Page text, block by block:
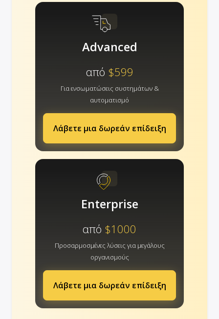
Advanced
από $599
Για ενσωματώσεις συστημάτων &
αυτοματισμό
Λάβετε μια δωρεάν επίδειξη
Enterprise
από $1000
Προσαρμοσμένες λύσεις για μεγάλους
οργανισμούς
Λάβετε μια δωρεάν επίδειξη